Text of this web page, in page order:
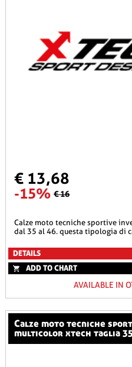
€ 13,68
-15% € 16
calze moto tecniche sportive invernali verde xtech taglie variabili
dal 35 al 46. questa tipologia di
DETAILS
ADD TO CHART
AVAILABLE IN
calze moto tecniche sportive invernali nere a righe
multicolor xtech taglia